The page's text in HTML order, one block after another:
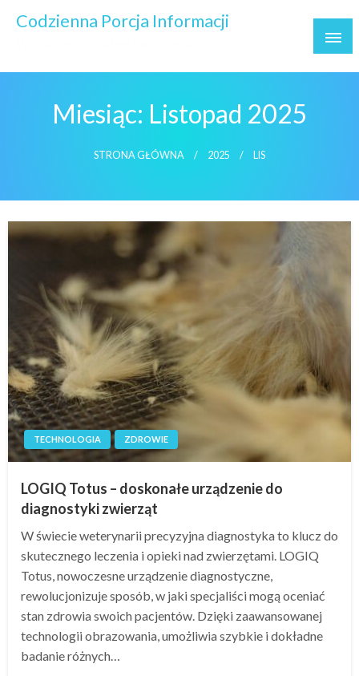
Codzienna Porcja Informacji
Miesiąc: Listopad 2025
STRONA GŁÓWNA 2025 LIS
TECHNOLOGIA ZDROWIE
LOGIQ Totus – doskonałe urządzenie do
diagnostyki zwierząt
W świecie weterynarii precyzyjna diagnostyka to klucz do
skutecznego leczenia i opieki nad zwierzętami. LOGIQ
Totus, nowoczesne urządzenie diagnostyczne,
rewolucjonizuje sposób, w jaki specjaliści mogą oceniać
stan zdrowia swoich pacjentów. Dzięki zaawansowanej
technologii obrazowania, umożliwia szybkie i dokładne
badanie różnych…